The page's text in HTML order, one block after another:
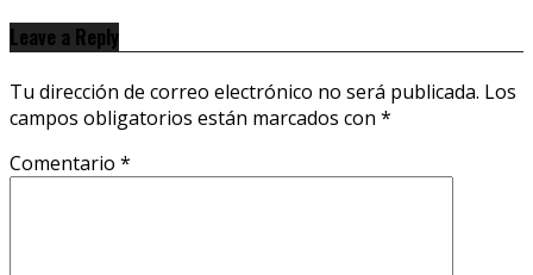
Leave a Reply
Tu dirección de correo electrónico no será publicada. Los
campos obligatorios están marcados con *
Comentario *